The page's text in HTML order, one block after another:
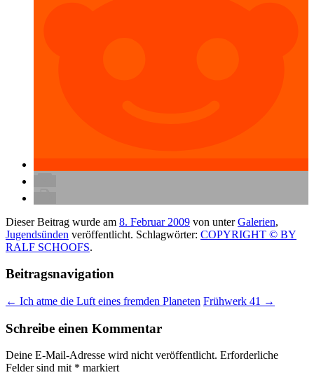
Dieser Beitrag wurde am 8. Februar 2009 von unterGalerien,
Jugendsünden veröffentlicht. Schlagwörter: COPYRIGHT © BY
RALF SCHOOFS.
Beitragsnavigation
← Ich atme die Luft eines fremden Planeten Frühwerk 41 →
Schreibe einen Kommentar
Deine E-Mail-Adresse wird nicht veröffentlicht. Erforderliche
Felder sind mit * markiert